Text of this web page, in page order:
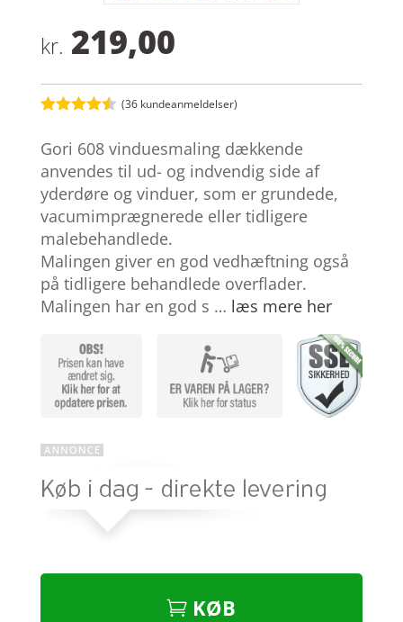
kr. 219,00
ud af 5
baseret
på
kundebedø
mmelser
(36 kundeanmeldelser)
Gori 608 vinduesmaling dækkende
anvendes til ud- og indvendig side af
yderdøre og vinduer, som er grundede,
vacumimprægnerede eller tidligere
malebehandlede.
Malingen giver en god vedhæftning også
på tidligere behandlede overflader.
Malingen har en god s … læs mere her
KØB